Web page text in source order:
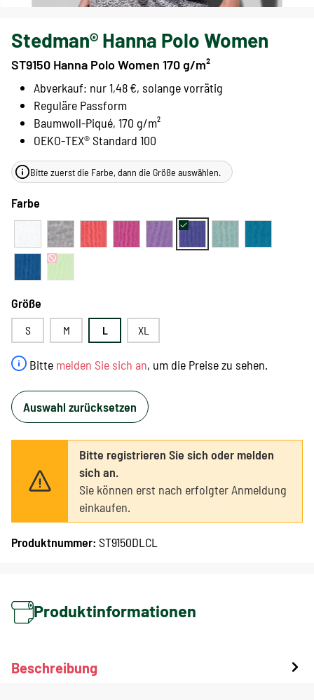
Stedman® Hanna Polo Women
ST9150 Hanna Polo Women 170 g/m²
Abverkauf: nur 1,48 €, solange vorrätig
Reguläre Passform
Baumwoll-Piqué, 170 g/m²
OEKO-TEX® Standard 100
Bitte melden Sie sich an, um die Preise zu sehen.
Bitte zuerst die Farbe, dann die Größe auswählen.
Farbe
Größe
S M L XL
Auswahl zurücksetzen
Bitte registrieren Sie sich oder melden
sich an.
Sie können erst nach erfolgter Anmeldung
einkaufen.
Produktnummer: ST9150DLCL
Produktinformationen
Beschreibung